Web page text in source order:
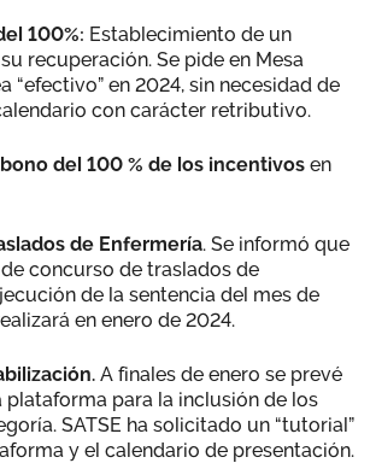
100%: Establecimiento de un
recuperación. Se pide en Mesa
“efectivo” en 2024, sin necesidad de
con carácter retributivo.
del 100 % de los incentivos en
de Enfermería. Se informó que
concurso de traslados de
de la sentencia del mes de
en enero de 2024.
A finales de enero se prevé
plataforma para la inclusión de los
SATSE ha solicitado un “tutorial”
y el calendario de presentación.